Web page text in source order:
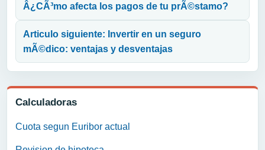
Calculadoras
Cuota segun Euribor actual
Â¿CÃ³mo afecta los pagos de tu prÃ©stamo?
Articulo siguiente: Invertir en un seguro
mÃ©dico: ventajas y desventajas